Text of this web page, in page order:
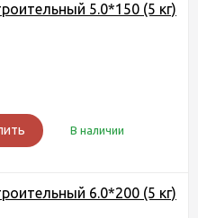
5.0*150 (5 кг)
В наличии
6.0*200 (5 кг)